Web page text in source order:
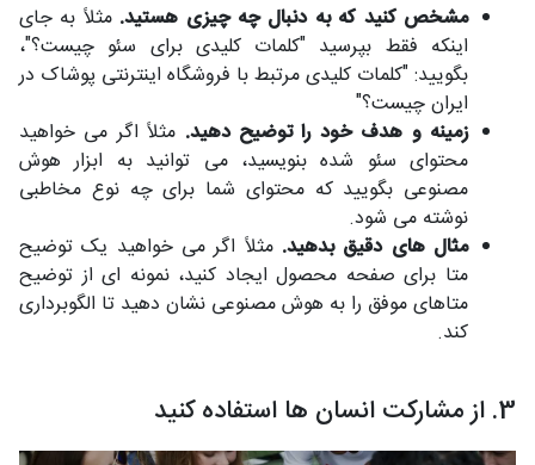
مشخص کنید که به دنبال چه چیزی هستید. مثلاً به جای
اینکه فقط بپرسید "کلمات کلیدی برای سئو چیست؟"،
بگویید: "کلمات کلیدی مرتبط با فروشگاه اینترنتی پوشاک در
ایران چیست؟"
زمینه و هدف خود را توضیح دهید. مثلاً اگر می خواهید
محتوای سئو شده بنویسید، می توانید به ابزار هوش
مصنوعی بگویید که محتوای شما برای چه نوع مخاطبی
نوشته می شود.
مثال های دقیق بدهید. مثلاً اگر می خواهید یک توضیح
متا برای صفحه محصول ایجاد کنید، نمونه ای از توضیح
متاهای موفق را به هوش مصنوعی نشان دهید تا الگوبرداری
کند.
3. از مشارکت انسان ها استفاده کنید